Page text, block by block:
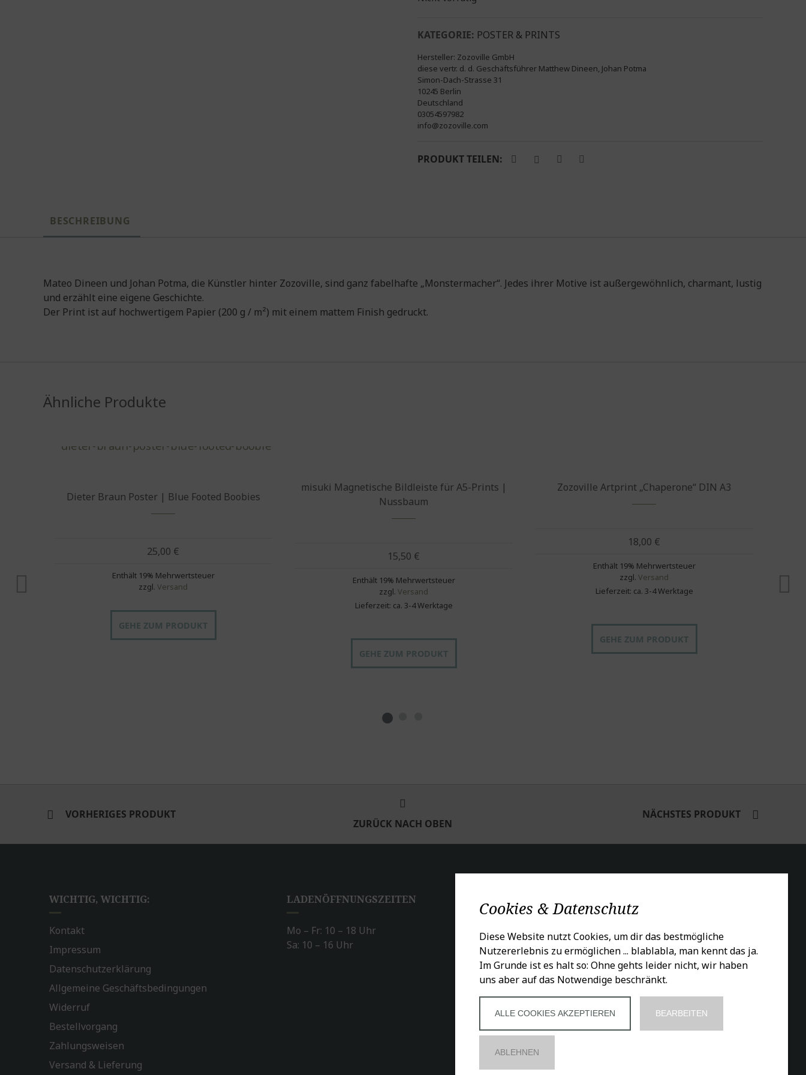
KATEGORIE: POSTER & PRINTS
Hersteller: Zozoville GmbH
diese vertr. d. d. Geschäftsführer Matthew Dineen, Johan Potma
Simon-Dach-Strasse 31
10245 Berlin
Deutschland
03054597982
info@zozoville.com
PRODUKT TEILEN:
BESCHREIBUNG
Mateo Dineen und Johan Potma, die Künstler hinter Zozoville, sind ganz fabelhafte „Monstermacher“. Jedes ihrer Motive ist außergewöhnlich, charmant, lustig
und erzählt eine eigene Geschichte.
Der Print ist auf hochwertigem Papier (200 g / m²) mit einem mattem Finish gedruckt.
Ähnliche Produkte
Dieter Braun Poster | Blue Footed Boobies
25,00 €
Enthält 19% Mehrwertsteuer
zzgl.Versand
GEHE ZUM PRODUKT
misuki Magnetische Bildleiste für A5-Prints |
Nussbaum
15,50 €
Enthält 19% Mehrwertsteuer
zzgl.Versand
Lieferzeit: ca. 3-4 Werktage
GEHE ZUM PRODUKT
Zozoville Artprint „Chaperone“ DIN A3
18,00 €
Enthält 19% Mehrwertsteuer
zzgl.Versand
Lieferzeit: ca. 3-4 Werktage
GEHE ZUM PRODUKT
VORHERIGES PRODUKT NÄCHSTES PRODUKT
ZURÜCK NACH OBEN
WICHTIG, WICHTIG:
Kontakt
Impressum
Datenschutzerklärung
Allgemeine Geschäftsbedingungen
Widerruf
Bestellvorgang
Zahlungsweisen
Versand & Lieferung
LADENÖFFNUNGSZEITEN
Mo – Fr: 10 – 18 Uhr
Sa: 10 – 16 Uhr
Cookies & Datenschutz
Diese Website nutzt Cookies, um dir das bestmögliche
Nutzererlebnis zu ermöglichen ... blablabla, man kennt das ja.
Im Grunde ist es halt so: Ohne gehts leider nicht, wir haben
uns aber auf das Notwendige beschränkt.
ALLE COOKIES AKZEPTIEREN BEARBEITEN
ABLEHNEN